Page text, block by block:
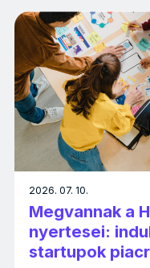
2026. 07. 10.
Megvannak a
nyertesei:
startupok